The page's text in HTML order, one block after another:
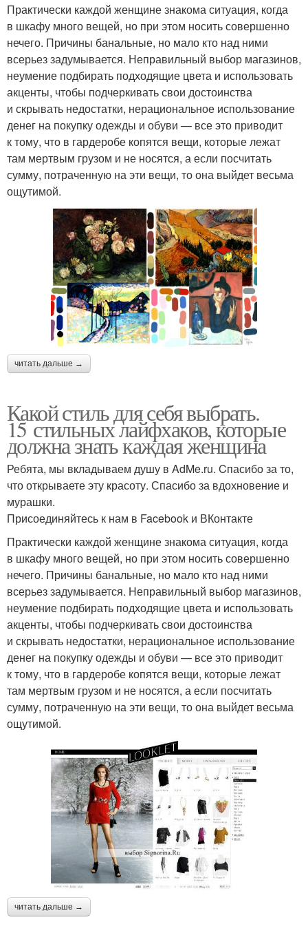
Практически каждой женщине знакома ситуация, когда
в шкафу много вещей, но при этом носить совершенно
нечего. Причины банальные, но мало кто над ними
всерьез задумывается. Неправильный выбор магазинов,
неумение подбирать подходящие цвета и использовать
акценты, чтобы подчеркивать свои достоинства
и скрывать недостатки, нерациональное использование
денег на покупку одежды и обуви — все это приводит
к тому, что в гардеробе копятся вещи, которые лежат
там мертвым грузом и не носятся, а если посчитать
сумму, потраченную на эти вещи, то она выйдет весьма
ощутимой.
читать дальше →
Какой стиль для себя выбрать.
15 стильных лайфхаков, которые
должна знать каждая женщина
Ребята, мы вкладываем душу в AdMe.ru. Cпасибо за то,
что открываете эту красоту. Спасибо за вдохновение и
мурашки.
Присоединяйтесь к нам в Facebook и ВКонтакте
Практически каждой женщине знакома ситуация, когда
в шкафу много вещей, но при этом носить совершенно
нечего. Причины банальные, но мало кто над ними
всерьез задумывается. Неправильный выбор магазинов,
неумение подбирать подходящие цвета и использовать
акценты, чтобы подчеркивать свои достоинства
и скрывать недостатки, нерациональное использование
денег на покупку одежды и обуви — все это приводит
к тому, что в гардеробе копятся вещи, которые лежат
там мертвым грузом и не носятся, а если посчитать
сумму, потраченную на эти вещи, то она выйдет весьма
ощутимой.
читать дальше →